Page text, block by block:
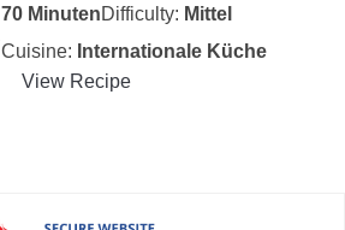
70 MinutenDifficulty: Mittel
Cuisine: Internationale Küche
View Recipe